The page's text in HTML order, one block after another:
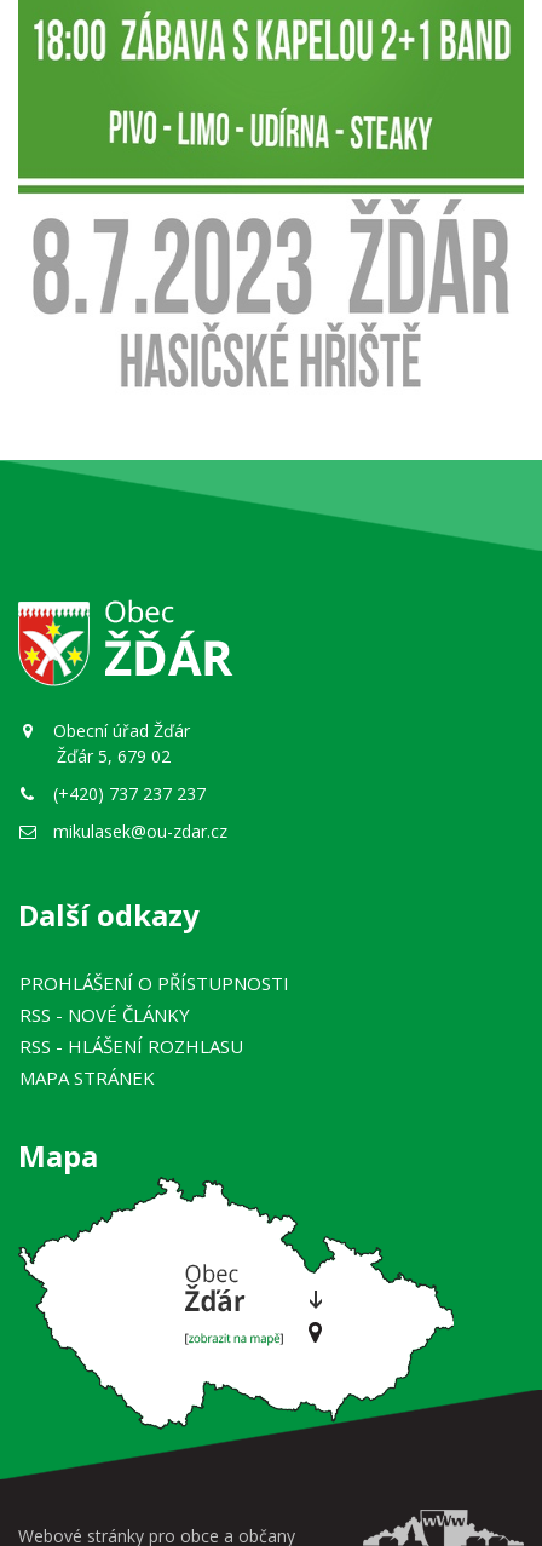
Obecní úřad Žďár
Žďár 5, 679 02
(+420) 737 237 237
mikulasek@ou-zdar.cz
Další odkazy
PROHLÁŠENÍ O PŘÍSTUPNOSTI
RSS - NOVÉ ČLÁNKY
RSS - HLÁŠENÍ ROZHLASU
MAPA STRÁNEK
Mapa
Webové stránky pro obce a občany